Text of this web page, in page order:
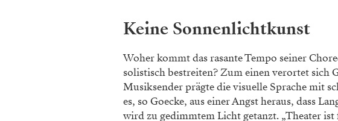
Keine Sonnenlichtkunst
Woher kommt das rasante Tempo seiner
solistisch bestreiten? Zum einen verortet sich
Musiksender prägte die visuelle Sprache mit
es, so Goecke, aus einer Angst heraus, dass
wird zu gedimmtem Licht getanzt. „Theater